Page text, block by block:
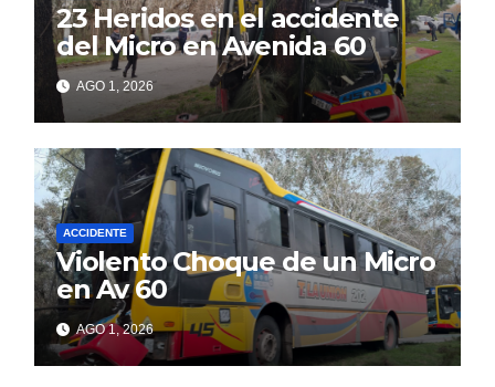
23 Heridos en el accidente
del Micro en Avenida 60
AGO 1, 2026
ACCIDENTE
Violento Choque de un Micro
en Av 60
AGO 1, 2026